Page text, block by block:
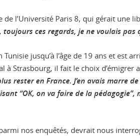
l’Université Paris 8, qui gérait une
toujours ces regards, je ne voulais
jusqu’à l’âge de 19 ans et est
Strasbourg, il fait le choix d’émigrer
rester en France. J’en avais marre
“OK, on va faire de la pédagogie”,
nos enquêtés, devrait nous